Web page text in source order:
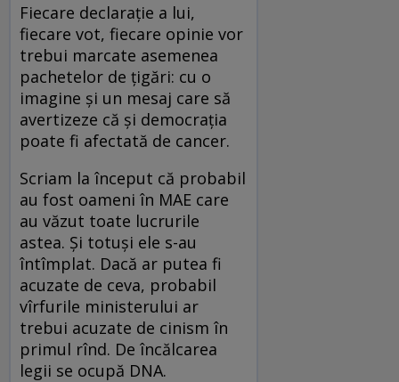
Fiecare declarație a lui,
fiecare vot, fiecare opinie vor
trebui marcate asemenea
pachetelor de țigări: cu o
imagine și un mesaj care să
avertizeze că și democrația
poate fi afectată de cancer.
Scriam la început că probabil
au fost oameni în MAE care
au văzut toate lucrurile
astea. Și totuși ele s-au
întîmplat. Dacă ar putea fi
acuzate de ceva, probabil
vîrfurile ministerului ar
trebui acuzate de cinism în
primul rînd. De încălcarea
legii se ocupă DNA.